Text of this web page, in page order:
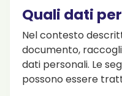
Quali dati
Nel contesto
documento,
dati personali. Le
possono essere